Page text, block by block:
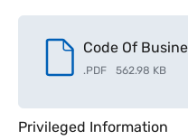
Code Of
.PDF 562.98 KB
Privileged Information